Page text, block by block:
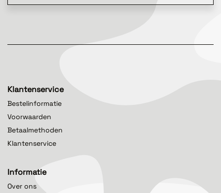
Klantenservice
Bestelinformatie
Voorwaarden
Betaalmethoden
Klantenservice
Informatie
Over ons